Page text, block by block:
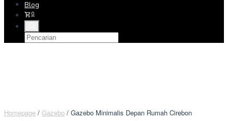
Blog
0
Homepage / Gazebo / Gazebo Minimalis Depan Rumah Cirebon